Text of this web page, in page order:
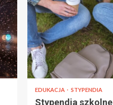
EDUKACJA STYPENDIA
Stypendia szkolne